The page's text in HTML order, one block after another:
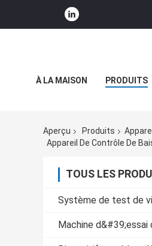
À LA MAISON PRODUITS
Aperçu Produits
Appareil De Contrôle De
TOUS LES
Système de test de
Machine d&#39;essai